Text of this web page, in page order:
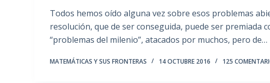
Todos hemos oído alguna vez sobre esos problemas
resolución, que de ser conseguida, puede ser premiada
“problemas del milenio”, atacados por muchos, pero de…
MATEMÁTICAS Y SUS FRONTERAS 14 OCTUBRE 2016 125